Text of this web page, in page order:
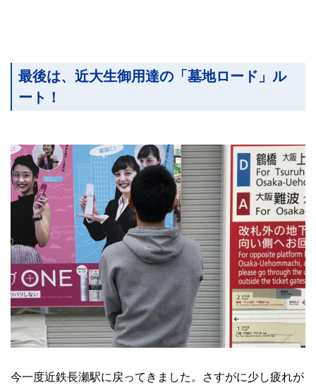
最後は、近大生御用達の「墓地ロード」ル
ート！
今一度近鉄長瀬駅に戻ってきました。さすがに少し疲れが